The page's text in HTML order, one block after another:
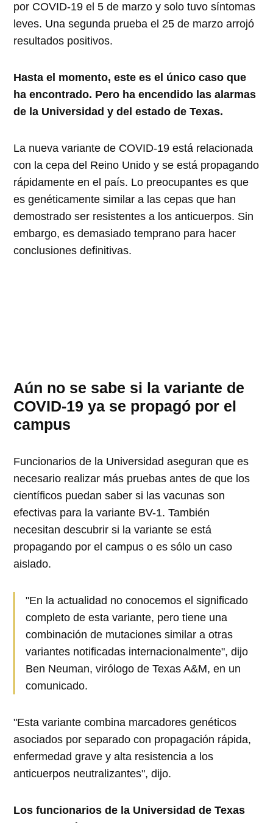
por COVID-19 el 5 de marzo y solo tuvo síntomas
leves. Una segunda prueba el 25 de marzo arrojó
resultados positivos.
Hasta el momento, este es el único caso que
ha encontrado. Pero ha encendido las alarmas
de la Universidad y del estado de Texas.
La nueva variante de COVID-19 está relacionada
con la cepa del Reino Unido y se está propagando
rápidamente en el país. Lo preocupantes es que
es genéticamente similar a las cepas que han
demostrado ser resistentes a los anticuerpos. Sin
embargo, es demasiado temprano para hacer
conclusiones definitivas.
Aún no se sabe si la variante de
COVID-19 ya se propagó por el
campus
Funcionarios de la Universidad aseguran que es
necesario realizar más pruebas antes de que los
científicos puedan saber si las vacunas son
efectivas para la variante BV-1. También
necesitan descubrir si la variante se está
propagando por el campus o es sólo un caso
aislado.
"En la actualidad no conocemos el significado
completo de esta variante, pero tiene una
combinación de mutaciones similar a otras
variantes notificadas internacionalmente", dijo
Ben Neuman, virólogo de Texas A&M, en un
comunicado.
"Esta variante combina marcadores genéticos
asociados por separado con propagación rápida,
enfermedad grave y alta resistencia a los
anticuerpos neutralizantes", dijo.
Los funcionarios de la Universidad de Texas